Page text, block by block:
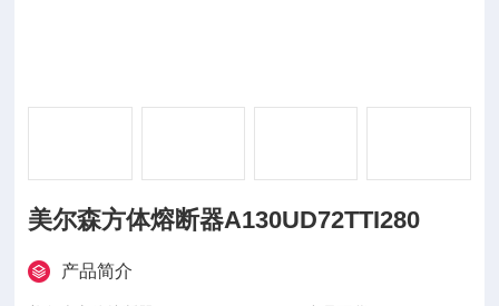
美尔森方体熔断器A130UD72TTI280
产品简介